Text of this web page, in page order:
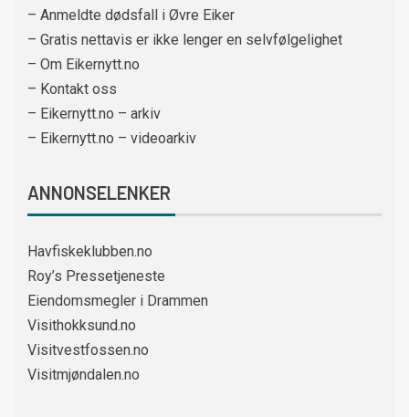
– Anmeldte dødsfall i Øvre Eiker
– Gratis nettavis er ikke lenger en selvfølgelighet
– Om Eikernytt.no
– Kontakt oss
– Eikernytt.no – arkiv
– Eikernytt.no – videoarkiv
ANNONSELENKER
Havfiskeklubben.no
Roy’s Pressetjeneste
Eiendomsmegler i Drammen
Visithokksund.no
Visitvestfossen.no
Visitmjøndalen.no